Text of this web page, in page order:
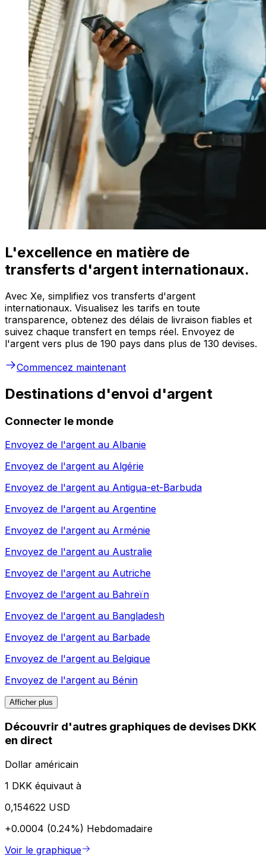
L'excellence en matière de
transferts d'argent internationaux.
Avec Xe, simplifiez vos transferts d'argent
internationaux. Visualisez les tarifs en toute
transparence, obtenez des délais de livraison fiables et
suivez chaque transfert en temps réel. Envoyez de
l'argent vers plus de 190 pays dans plus de 130 devises.
Commencez maintenant
Destinations d'envoi d'argent
Connecter le monde
Envoyez de l'argent au Albanie
Envoyez de l'argent au Algérie
Envoyez de l'argent au Antigua-et-Barbuda
Envoyez de l'argent au Argentine
Envoyez de l'argent au Arménie
Envoyez de l'argent au Australie
Envoyez de l'argent au Autriche
Envoyez de l'argent au Bahreïn
Envoyez de l'argent au Bangladesh
Envoyez de l'argent au Barbade
Envoyez de l'argent au Belgique
Envoyez de l'argent au Bénin
Afficher plus
Découvrir d'autres graphiques de devises DKK
en direct
Dollar américain
1 DKK équivaut à
0,154622 USD
+0.0004 (0.24%) Hebdomadaire
Voir le graphique